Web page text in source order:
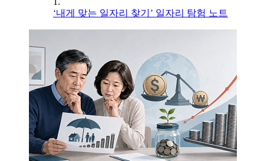
‘내게 맞는 일자리 찾기’ 일자리 탐험 노트